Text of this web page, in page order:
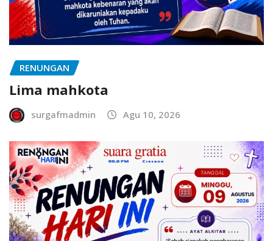
RENUNGAN
Lima mahkota
surgafmadmin Agu 10, 2026